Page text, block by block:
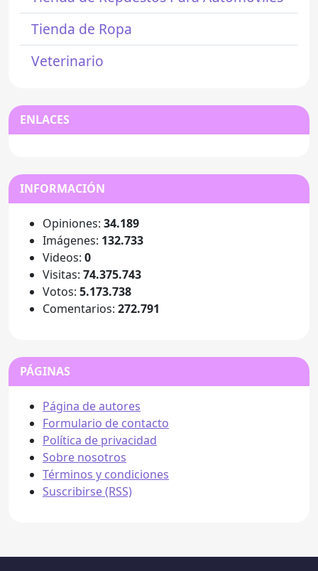
Tienda de Ropa
Veterinario
ENLACES
INFORMACIÓN
Opiniones: 34.189
Imágenes: 132.733
Videos: 0
Visitas: 74.375.743
Votos: 5.173.738
Comentarios: 272.791
PÁGINAS
Página de autores
Formulario de contacto
Política de privacidad
Sobre nosotros
Términos y condiciones
Suscribirse (RSS)